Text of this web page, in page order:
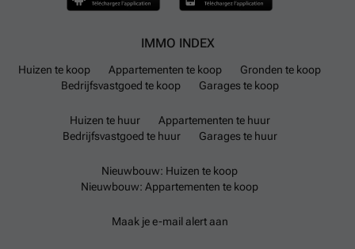
of autodelen nog niet beschikbaar zijn.
IMMO INDEX
Huizen te koop Appartementen te koop
Gronden te koop
Bedrijfsvastgoed te koop
Garages te koop
Huizen te huur
Appartementen te huur
Bedrijfsvastgoed te huur
Garages te huur
Nieuwbouw: Huizen te koop
Nieuwbouw: Appartementen te koop
Maak je e-mail alert aan